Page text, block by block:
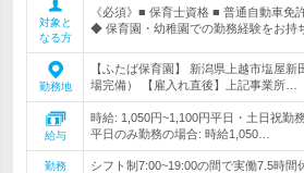
対象と
なる方
《必須》■ 保育士資格 ■ 普通自動車免
◆ 保育園・幼稚園での勤務経験をお持
勤務地
【ふたば保育園】 新潟県上越市塩屋
場完備） 【雇入れ直後】上記事業所…
給与
時給: 1,050円~1,100円平日・土日祝勤
平日のみ勤務の場合: 時給1,050…
勤務
シフト制7:00~19:00の間で実働7.5時間